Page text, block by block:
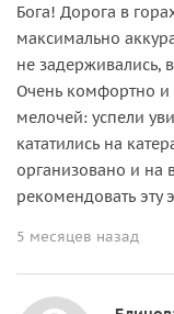
Бога! Дорога в
максимально
не задерживались,
Очень комфортно
мелочей: успели
кататились на
организовано и на
рекомендовать эту
5 месяцев назад